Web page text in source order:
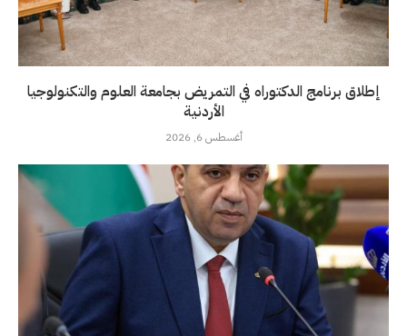
إطلاق برنامج الدكتوراه في التمريض بجامعة العلوم والتكنولوجيا
الأردنية
أغسطس 6, 2026